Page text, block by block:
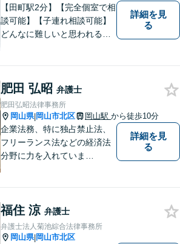
【田町駅2分】【完全個室で相
談可能】【子連れ相談可能】
どんなに難しいと思われる案
ている皆さまの現状を良い方
向に変化させることができる
ように全力を尽くします。
詳細を見
る
肥田 弘昭 弁護士
肥田弘昭法律事務所
岡山県|岡山市北区 岡山駅 から徒歩10分
企業法務、特に独占禁止法、
フリーランス法などの経済法
分野に力を入れていま
詳細を見
る
福住 涼 弁護士
弁護士法人菊池綜合法律事務所
岡山県|岡山市北区